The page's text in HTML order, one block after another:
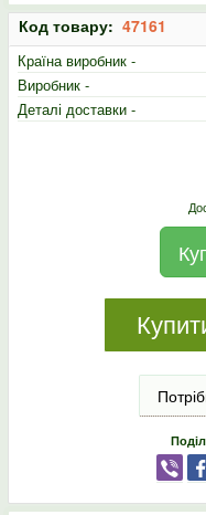
Код товару: 47161
Країна виробник -
Виробник -
Деталі доставки -